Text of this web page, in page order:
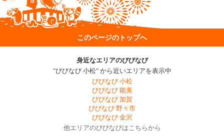
このページのトップへ
身近なエリアのびびなび
"びびなび 小松" から近いエリアを表示中
びびなび 小松
びびなび 能美
びびなび 加賀
びびなび 野々市
びびなび 金沢
他エリアのびびなびはこちらから